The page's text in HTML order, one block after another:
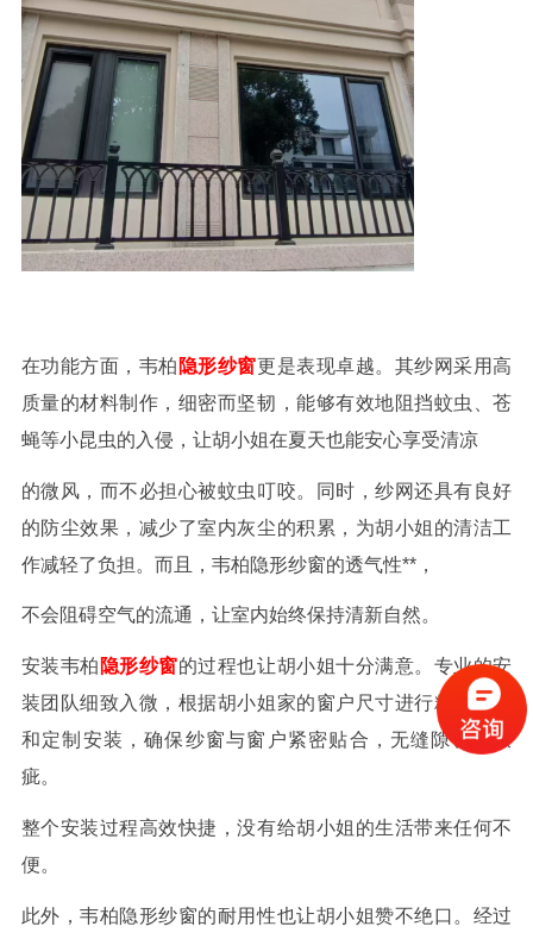
在功能方面，韦柏 隐形纱窗更是表现卓越。其纱网采用高
质量的材料制作，细密而坚韧，能够有效地阻挡蚊虫、苍
蝇等小昆虫的入侵，让胡小姐在夏天也能安心享受清凉
的微风，而不必担心被蚊虫叮咬。同时，纱网还具有良好
的防尘效果，减少了室内灰尘的积累，为胡小姐的清洁工
作减轻了负担。而且，韦柏隐形纱窗的透气性**，
不会阻碍空气的流通，让室内始终保持清新自然。
安装韦柏 隐形纱窗的过程也让胡小姐十分满意。专业的安
装团队细致入微，根据胡小姐家的窗户尺寸进行精确测量
和定制安装，确保纱窗与窗户紧密贴合，无缝隙、无瑕
疵。
整个安装过程高效快捷，没有给胡小姐的生活带来任何不
便。
此外，韦柏隐形纱窗的耐用性也让胡小姐赞不绝口。经过